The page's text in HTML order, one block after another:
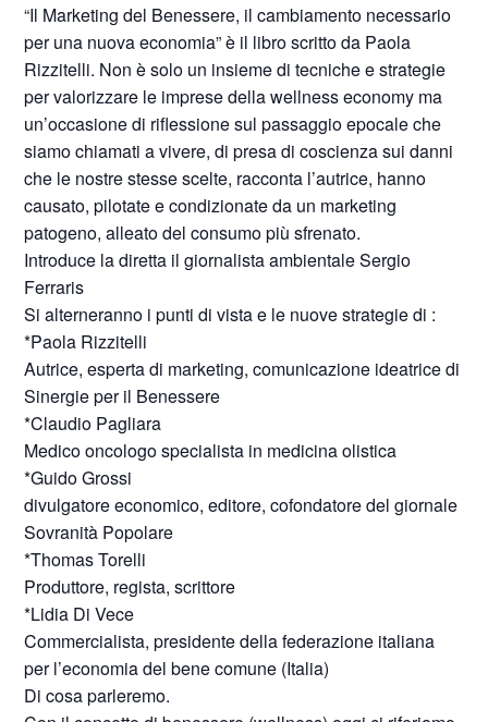
“Il Marketing del Benessere, il cambiamento necessario
per una nuova economia” è il libro scritto da Paola
Rizzitelli. Non è solo un insieme di tecniche e strategie
per valorizzare le imprese della wellness economy ma
un’occasione di riflessione sul passaggio epocale che
siamo chiamati a vivere, di presa di coscienza sui danni
che le nostre stesse scelte, racconta l’autrice, hanno
causato, pilotate e condizionate da un marketing
patogeno, alleato del consumo più sfrenato.
Introduce la diretta il giornalista ambientale Sergio
Ferraris
Si alterneranno i punti di vista e le nuove strategie di :
*Paola Rizzitelli
Autrice, esperta di marketing, comunicazione ideatrice di
Sinergie per il Benessere
*Claudio Pagliara
Medico oncologo specialista in medicina olistica
*Guido Grossi
divulgatore economico, editore, cofondatore del giornale
Sovranità Popolare
*Thomas Torelli
Produttore, regista, scrittore
*Lidia Di Vece
Commercialista, presidente della federazione italiana
per l’economia del bene comune (Italia)
Di cosa parleremo.